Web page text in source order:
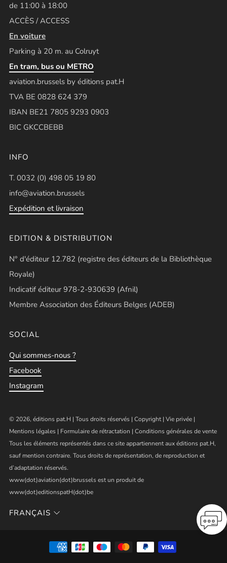
de 11:00 à 18:00
ACCÈS / ACCESS
En voiture
Parking à 20 m. au Colruyt
En tram, bus ou METRO
aviation.brussels by éditions pat.H
TVA BE 0828 624 379
IBAN BE21 7805 9293 0903
BIC GKCCBEBB
INFO
T. 0032 (0) 498 05 19 80
info@aviation.brussels
Expédition et livraison
EDITION & DISTRIBUTION
N° d'éditeur 12.782 (registre des éditeurs de la Bibliothèque
Royale)
Indicatif éditeur 978-2-930639 (Afnil)
Membre Association des Éditeurs Belges (ADEB)
SOCIAL
Qui sommes-nous ?
Facebook
Instagram
© 2026, éditions pat.H | Tous droits réservés | Copyright| Vie privée |
Mentions légales | Formulaire de rétractation | Conditions générales de vente
Tous les éléments représentés dans ce site appartiennent aux éditions pat.H,
sauf mention contraire. Tous droits de représentation, de reproduction et
d’adaptation réservés.
www(dot)aviation(dot)brussels est un produit de
www(dot)editionspatH(dot)be
FRANÇAIS